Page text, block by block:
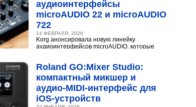
аудиоинтерфейсы
microAUDIO 22 и microAUDIO
722
14 ФЕВРАЛЯ, 2026
Korg анонсировала новую линейку
аудиоинтерфейсов microAUDIO, которые
Roland GO:Mixer Studio:
компактный микшер и
аудио‑MIDI‑интерфейс для
iOS‑устройств